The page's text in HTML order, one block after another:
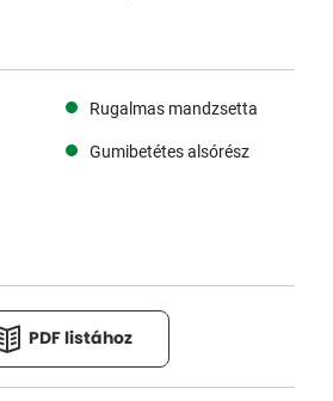
Rugalmas mandzsetta
Gumibetétes alsórész
PDF listához